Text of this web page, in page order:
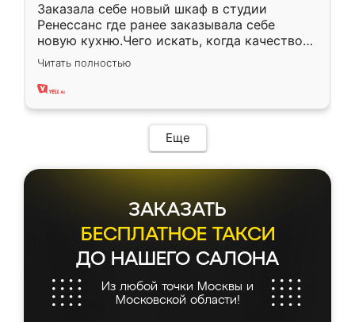
Заказала себе новый шкаф в студии
Ренессанс где ранее заказывала себе
новую кухню.Чего искать, когда качеством
вполне довольна. Служит кухня уже почти
два года, нареканий нет.
Читать полностью
Еще
ЗАКАЗАТЬ
БЕСПЛАТНОЕ ТАКСИ
ДО НАШЕГО САЛОНА
Из любой точки Москвы и
Московской области!